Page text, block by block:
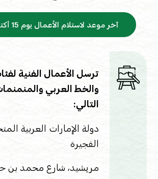
آخر موعد لاستلام الأعمال يوم 15 أكتوبر 2024
ترسل الأعمال الفنية
والخط العربي
التالي:
دولة الإمارات العربية
الفجيرة
مريشيد، شارع محمد بن